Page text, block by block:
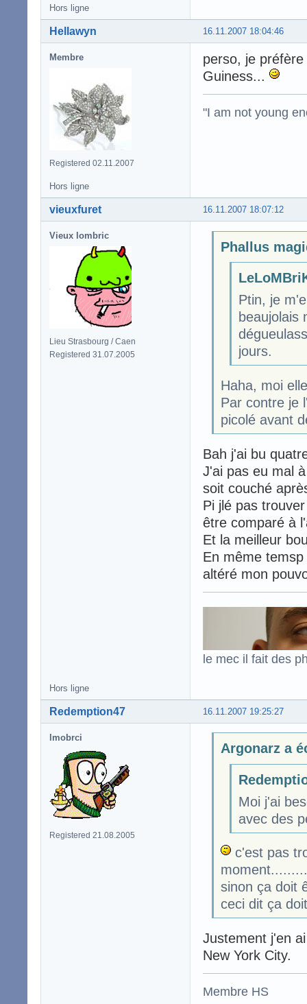
Hors ligne
16.11.2007 18:04:46
Hellawyn
Membre
Registered 02.11.2007
perso, je
Guiness...
"I am not young
Hors ligne
16.11.2007 18:07:12
vieuxfuret
Vieux lombric
Lieu Strasbourg / Caen
Registered 31.07.2005
Phallus
Ptin, je
beaujolais
jours.
Haha, moi
Par contre je
picolé avant
Bah j'ai bu
J'ai pas eu mal
soit couché
Pi jlé pas
être comparé à
Et la meilleur
En même
altéré mon
le mec il fait des
Hors ligne
16.11.2007 19:25:27
Redemption47
lmobrci
Registered 21.08.2005
Argonarz a
Moi j'ai
avec des
c'est pas
moment.........
sinon ça doit
ceci dit ça
Justement j'en
New York City.
Membre HS